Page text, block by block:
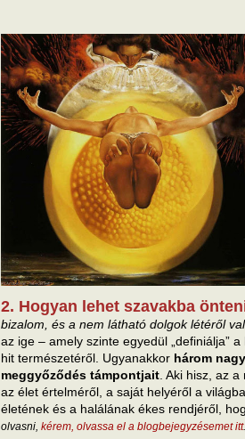
2. Hogyan lehet szavakba
bizalom, és a nem látható dolgok létéről
az ige – amely szinte egyedül „definiálja”
hit természetéről. Ugyanakkor három
meggyőződés támpontjait . Aki hisz, az
az élet értelméről, a saját helyéről a
életének és a halálának ékes rendjéről,
olvasni, kérem, olvassa el a blogbejegyzésemet itt